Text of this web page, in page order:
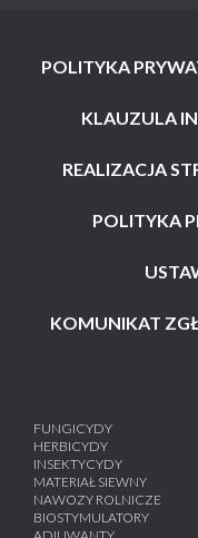
POLITYKA
KLAUZULA
REALIZACJA
POLITYKA
KOMUNIKAT
FUNGICYDY
HERBICYDY
INSEKTYCYDY
MATERIAŁ SIEWNY
NAWOZY ROLNICZE
BIOSTYMULATORY